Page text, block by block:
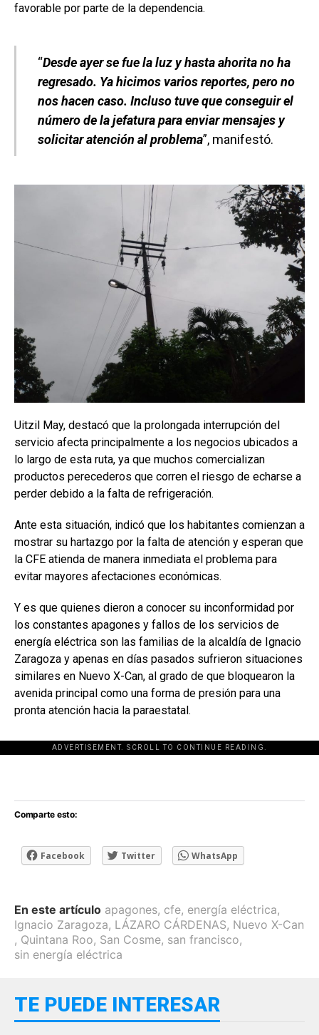
favorable por parte de la dependencia.
“Desde ayer se fue la luz y hasta ahorita no ha
regresado. Ya hicimos varios reportes, pero no
nos hacen caso. Incluso tuve que conseguir el
número de la jefatura para enviar mensajes y
solicitar atención al problema”, manifestó.
Uitzil May, destacó que la prolongada interrupción del
servicio afecta principalmente a los negocios ubicados a
lo largo de esta ruta, ya que muchos comercializan
productos perecederos que corren el riesgo de echarse a
perder debido a la falta de refrigeración.
Ante esta situación, indicó que los habitantes comienzan a
mostrar su hartazgo por la falta de atención y esperan que
la CFE atienda de manera inmediata el problema para
evitar mayores afectaciones económicas.
Y es que quienes dieron a conocer su inconformidad por
los constantes apagones y fallos de los servicios de
energía eléctrica son las familias de la alcaldía de Ignacio
Zaragoza y apenas en días pasados sufrieron situaciones
similares en Nuevo X-Can, al grado de que bloquearon la
avenida principal como una forma de presión para una
pronta atención hacia la paraestatal.
ADVERTISEMENT. SCROLL TO CONTINUE READING.
[adsforwp id="243463"]
Comparte esto:
Facebook Twitter WhatsApp
En este artículo apagones, cfe, energía eléctrica,
Ignacio Zaragoza, LÁZARO CÁRDENAS, Nuevo X-Can
, Quintana Roo, San Cosme, san francisco,
sin energía eléctrica
TE PUEDE INTERESAR